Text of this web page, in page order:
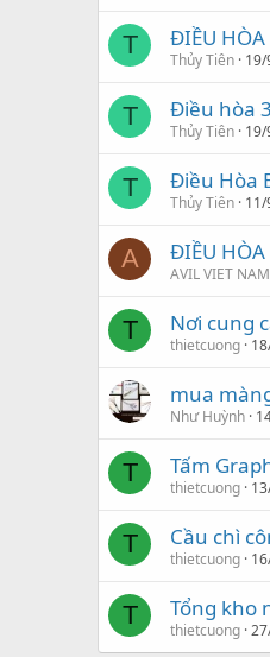
T ĐIỀU
Thủy Tiên
T Điều hòa
Thủy Tiên
T Điều Hòa
Thủy Tiên
A ĐIỀU HÒA
AVIL VIET NAM
T Nơi cung
thietcuong
mua
Như Huỳnh
T Tấm
thietcuong
T Cầu chì
thietcuong
T Tổng kho
thietcuong